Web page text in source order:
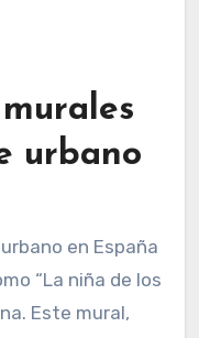
comunitaria.
hacia un
en el arte